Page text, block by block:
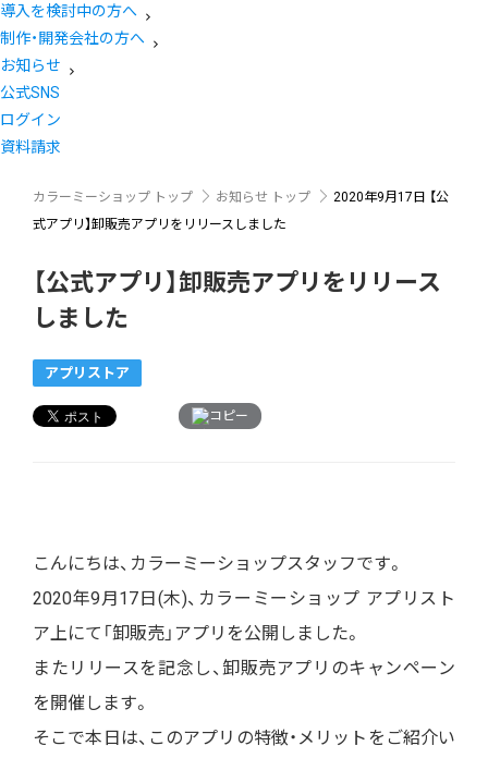
導入を検討中の方へ
制作・開発会社の方へ
お知らせ
公式SNS
ログイン
資料請求
カラーミーショップ トップ お知らせ トップ 2020年9月17日
【公
式アプリ】卸販売アプリをリリースしました
【公式アプリ】卸販売アプリをリリース
しました
アプリストア
コピー
こんにちは、カラーミーショップスタッフです。
2020年9月17日(木)、カラーミーショップ アプリスト
ア上にて「卸販売」アプリを公開しました。
またリリースを記念し、卸販売アプリのキャンペーン
を開催します。
そこで本日は、このアプリの特徴・メリットをご紹介い